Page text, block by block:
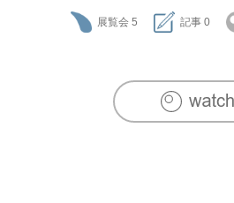
展覧会 5 記事 0